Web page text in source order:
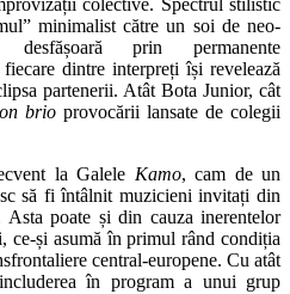
minimalist către un soi de neo-
prin permanente
dintre interpreți își revelează
partenerii. Atât Bota Junior, cât
brio provocării lansate de colegii
la Galele Kamo, cam de un
să fi întâlnit muzicieni invitați din
poate și din cauza inerentelor
ce-și asumă în primul rând condiția
central-europene. Cu atât
în program a unui grup